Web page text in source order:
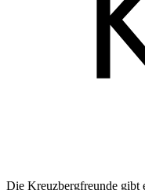
Die Kreuzbergfreunde gibt